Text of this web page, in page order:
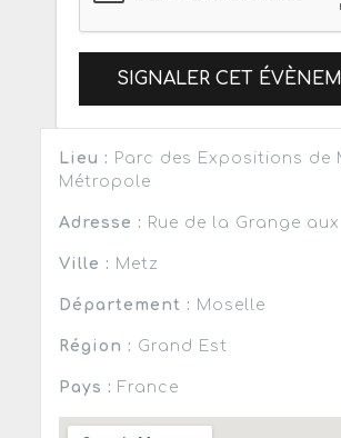
SIGNALER CET
Lieu : Parc des Expositions de
Métropole
Adresse : Rue de la Grange
Ville : Metz
Département : Moselle
Région : Grand Est
Pays : France